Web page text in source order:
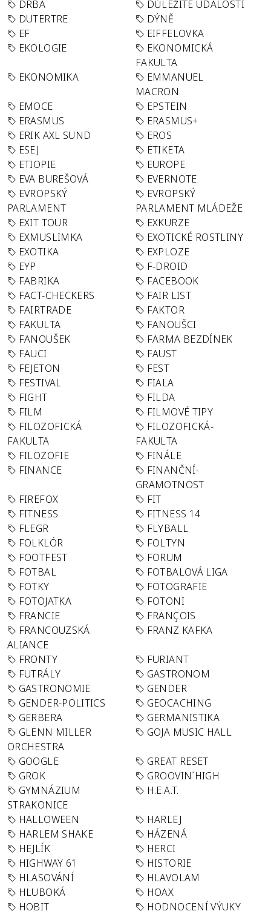
DRBA
DŮLEŽITÉ UDÁLOSTI
DUTERTRE
DÝNĚ
EF
EIFFELOVKA
EKOLOGIE
EKONOMICKÁ
FAKULTA
EKONOMIKA
EMMANUEL
MACRON
EMOCE
EPSTEIN
ERASMUS
ERASMUS+
ERIK AXL SUND
EROS
ESEJ
ETIKETA
ETIOPIE
EUROPE
EVA BUREŠOVÁ
EVERNOTE
EVROPSKÝ
PARLAMENT
EVROPSKÝ
PARLAMENT MLÁDEŽE
EXIT TOUR
EXKURZE
EXMUSLIMKA
EXOTICKÉ ROSTLINY
EXOTIKA
EXPLOZE
EYP
F-DROID
FABRIKA
FACEBOOK
FACT-CHECKERS
FAIR LIST
FAIRTRADE
FAKTOR
FAKULTA
FANOUŠCI
FANOUŠEK
FARMA BEZDÍNEK
FAUCI
FAUST
FEJETON
FEST
FESTIVAL
FIALA
FIGHT
FILDA
FILM
FILMOVÉ TIPY
FILOZOFICKÁ
FAKULTA
FILOZOFICKÁ-
FAKULTA
FILOZOFIE
FINÁLE
FINANCE
FINANČNÍ-
GRAMOTNOST
FIREFOX
FIT
FITNESS
FITNESS 14
FLEGR
FLYBALL
FOLKLÓR
FOLTYN
FOOTFEST
FORUM
FOTBAL
FOTBALOVÁ LIGA
FOTKY
FOTOGRAFIE
FOTOJATKA
FOTONI
FRANCIE
FRANÇOIS
FRANCOUZSKÁ
ALIANCE
FRANZ KAFKA
FRONTY
FURIANT
FUTRÁLY
GASTRONOM
GASTRONOMIE
GENDER
GENDER-POLITICS
GEOCACHING
GERBERA
GERMANISTIKA
GLENN MILLER
ORCHESTRA
GOJA MUSIC HALL
GOOGLE
GREAT RESET
GROK
GROOVIN´HIGH
GYMNÁZIUM
STRAKONICE
H.E.A.T.
HALLOWEEN
HARLEJ
HARLEM SHAKE
HÁZENÁ
HEJLÍK
HERCI
HIGHWAY 61
HISTORIE
HLASOVÁNÍ
HLAVOLAM
HLUBOKÁ
HOAX
HOBIT
HODNOCENÍ VÝUKY